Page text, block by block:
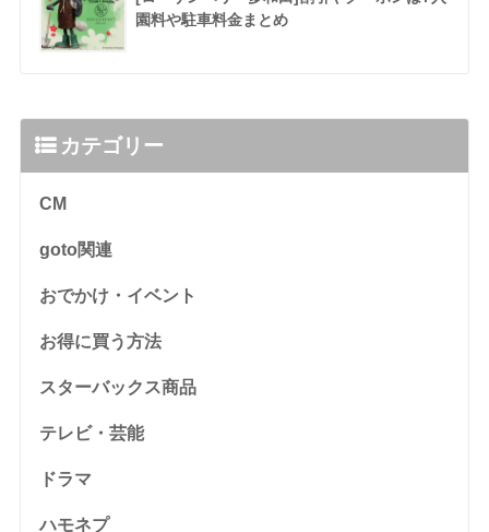
園料や駐車料金まとめ
カテゴリー
CM
goto関連
おでかけ・イベント
お得に買う方法
スターバックス商品
テレビ・芸能
ドラマ
ハモネプ